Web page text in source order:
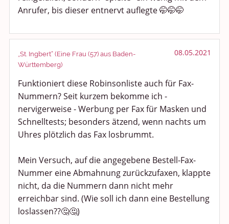
Anrufer, bis dieser entnervt auflegte 🤭🤭🤭
„St. Ingbert“ (Eine Frau (57) aus Baden-
Württemberg)
08.05.2021
Funktioniert diese Robinsonliste auch für Fax-
Nummern? Seit kurzem bekomme ich -
nervigerweise - Werbung per Fax für Masken und
Schnelltests; besonders ätzend, wenn nachts um
Uhres plötzlich das Fax losbrummt.
Mein Versuch, auf die angegebene Bestell-Fax-
Nummer eine Abmahnung zurückzufaxen, klappte
nicht, da die Nummern dann nicht mehr
erreichbar sind. (Wie soll ich dann eine Bestellung
loslassen??🤔🤔)